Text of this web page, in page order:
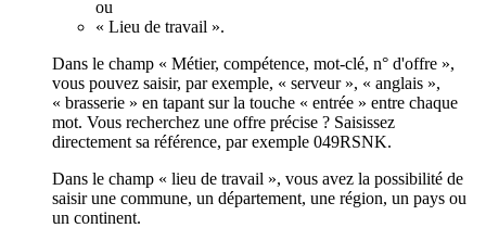
ou
« Lieu de travail ».
Dans le champ « Métier, compétence, mot-clé, n° d'offre »,
vous pouvez saisir, par exemple, « serveur », « anglais »,
« brasserie » en tapant sur la touche « entrée » entre chaque
mot. Vous recherchez une offre précise ? Saisissez
directement sa référence, par exemple 049RSNK.
Dans le champ « lieu de travail », vous avez la possibilité de
saisir une commune, un département, une région, un pays ou
un continent.